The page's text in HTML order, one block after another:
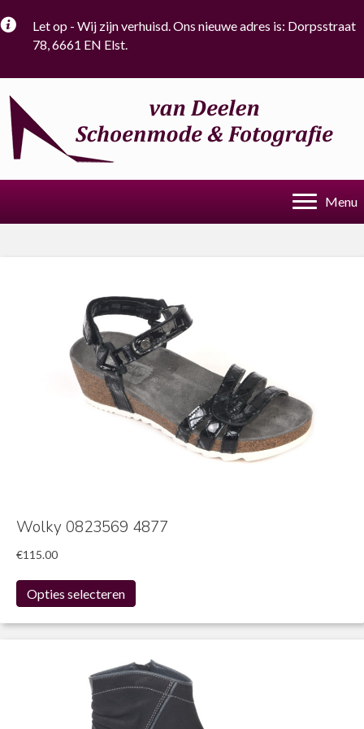
Let op - Wij zijn verhuisd. Ons nieuwe adres is: Dorpsstraat
78, 6661 EN Elst.
Menu
Wolky 0823569 4877
€115.00
Opties selecteren
product
heeft
variaties.
Deze
optie
kan